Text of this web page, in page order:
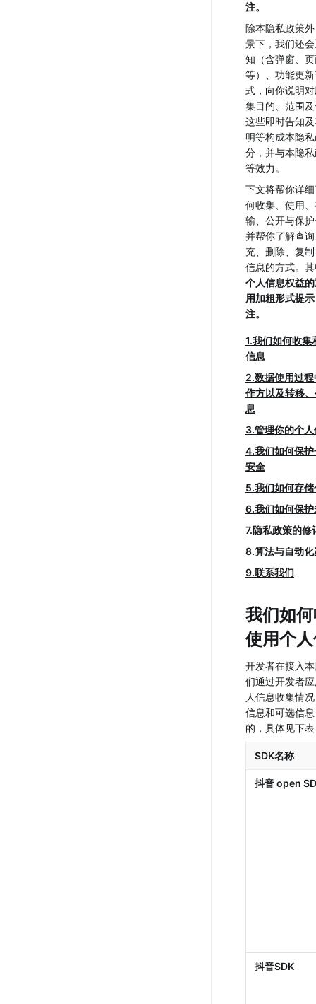
注。
除本隐私政策
景下，我们还
知（含弹窗、
等）、功能更
式，向你说明
集目的、范围
这些即时告知
明等构成本隐
分，并与本隐
等效力。
下文将帮你详
何收集、使用
输、公开与保
并帮你了解查
充、删除、复
信息的方式。
个人信息权益
用加粗形式提
注。
1.我们如何收集
信息
2.数据使用过
作方以及转移
息
3.管理你的个
4.我们如何保
安全
5.我们如何存
6.我们如何保
7.隐私政策的修
8.算法与自动化
9.联系我们
我们如
使用个
开发者在接入
们通过开发者
人信息收集情
信息和可选信
的，具体见下表
SDK名称
抖音 open
抖音SDK